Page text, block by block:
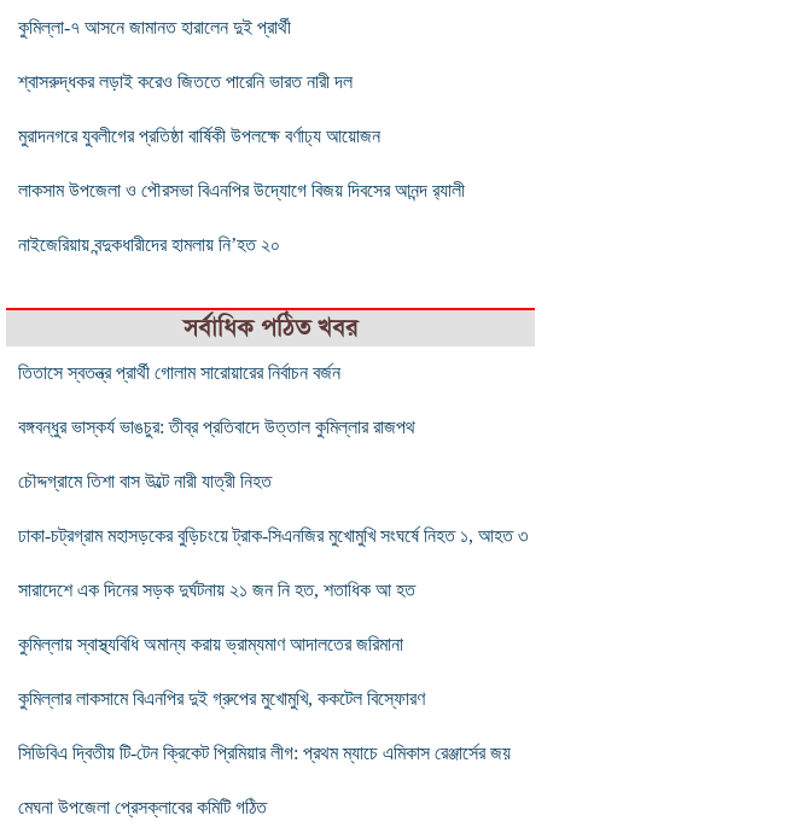
কুমিল্লা-৭ আসনে জামানত হারালেন দুই প্রার্থী
শ্বাসরুদ্ধকর লড়াই করেও জিততে পারেনি ভারত নারী দল
মুরাদনগরে যুবলীগের প্রতিষ্ঠা বার্ষিকী উপলক্ষে বর্ণাঢ্য আয়োজন
লাকসাম উপজেলা ও পৌরসভা বিএনপির উদ্যোগে বিজয় দিবসের আনন্দ র‌্যালী
নাইজেরিয়ায় বন্দুকধারীদের হামলায় নি’হত ২০
সর্বাধিক পঠিত খবর
তিতাসে স্বতন্ত্র প্রার্থী গোলাম সারোয়ারের নির্বাচন বর্জন
বঙ্গবন্ধুর ভাস্কর্য ভাঙচুর: তীব্র প্রতিবাদে উত্তাল কুমিল্লার রাজপথ
চৌদ্দগ্রামে তিশা বাস উল্টে নারী যাত্রী নিহত
ঢাকা-চট্রগ্রাম মহাসড়কের বুড়িচংয়ে ট্রাক-সিএনজির মুখোমুখি সংঘর্ষে নিহত ১, আহত ৩
সারাদেশে এক দিনের সড়ক দুর্ঘটনায় ২১ জন নি হত, শতাধিক আ হত
কুমিল্লায় স্বাস্থ্যবিধি অমান্য করায় ভ্রাম্যমাণ আদালতের জরিমানা
কুমিল্লার লাকসামে বিএনপির দুই গ্রুপের মুখোমুখি, ককটেল বিস্ফোরণ
সিডিবিএ দ্বিতীয় টি-টেন ক্রিকেট প্রিমিয়ার লীগ: প্রথম ম্যাচে এমিকাস রেঞ্জার্সের জয়
মেঘনা উপজেলা প্রেসক্লাবের কমিটি গঠিত